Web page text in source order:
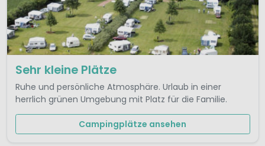
Sehr kleine Plätze
Ruhe und persönliche Atmosphäre. Urlaub in einer
herrlich grünen Umgebung mit Platz für die Familie.
Campingplätze ansehen